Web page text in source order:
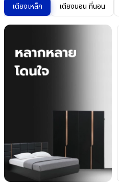
เตียงเหล็ก
เตียงนอน ที่นอน